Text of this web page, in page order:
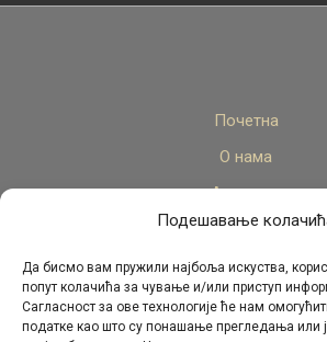
Подешавање
Да бисмо вам пружили најбоља искуства,
попут колачића за чување и/или приступ
Сагласност за ове технологије ће нам
податке као што су понашање прегледања или
Почетна
О нама
Актуелно
Стручни кадар
Пројекти
Архива
Контакт